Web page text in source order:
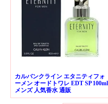
カルバンクライン エタニティフォ
ーメン オードトワレ EDT SP 100ml
メンズ 人気香水 通販